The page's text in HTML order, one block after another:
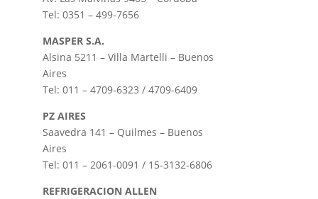
Tel: 0351 – 499-7656
MASPER S.A.
Alsina 5211 – Villa Martelli – Buenos
Aires
Tel: 011 – 4709-6323 / 4709-6409
PZ AIRES
Saavedra 141 – Quilmes – Buenos
Aires
Tel: 011 – 2061-0091 / 15-3132-6806
REFRIGERACION ALLEN